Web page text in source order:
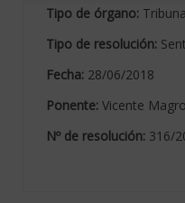
Tipo de órgano:
Tipo de resolución:
Fecha: 28/06/2018
Ponente: Vicente
Nº de resolución: 316/